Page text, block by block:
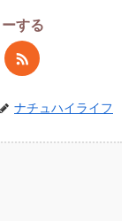
する
ナチュハイライフ